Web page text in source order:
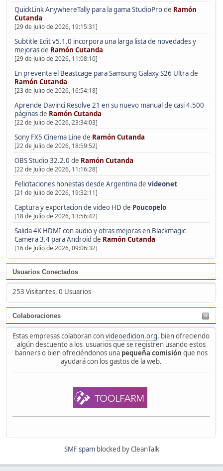
QuickLink AnywhereTally para la gama StudioProde Ramón
Cutanda
[29 de Julio de 2026, 19:15:31]
Subtitle Edit v5.1.0 incorpora una larga lista de novedades y
mejorasde Ramón Cutanda
[29 de Julio de 2026, 11:08:10]
En preventa el Beastcage para Samsung Galaxy S26 Ultrade
Ramón Cutanda
[23 de Julio de 2026, 16:54:18]
Aprende Davinci Resolve 21 en su nuevo manual de casi 4.500
páginasde Ramón Cutanda
[22 de Julio de 2026, 23:34:03]
Sony FX5 Cinema Line de Ramón Cutanda
[22 de Julio de 2026, 18:59:52]
OBS Studio 32.2.0 de Ramón Cutanda
[22 de Julio de 2026, 11:16:28]
Felicitaciones honestas desde Argentinade videonet
[21 de Julio de 2026, 19:32:11]
Captura y exportacion de video HD de Poucopelo
[18 de Julio de 2026, 13:56:42]
Salida 4K HDMI con audio y otras mejoras en Blackmagic
Camera 3.4 para Android de Ramón Cutanda
[16 de Julio de 2026, 09:06:32]
Usuarios Conectados
253 Visitantes, 0 Usuarios
Colaboraciones
Estas empresas colaboran convideoedicion.org, bien ofreciendo
algún descuento a los usuarios que se registren usando estos
banners o bien ofreciéndonos una pequeña comisión que nos
ayudará con los gastos de la web.
SMF spamblocked by CleanTalk